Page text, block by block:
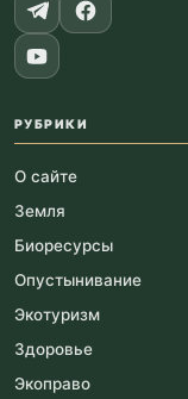
РУБРИКИ
О сайте
Земля
Биоресурсы
Опустынивание
Экотуризм
Здоровье
Экоправо